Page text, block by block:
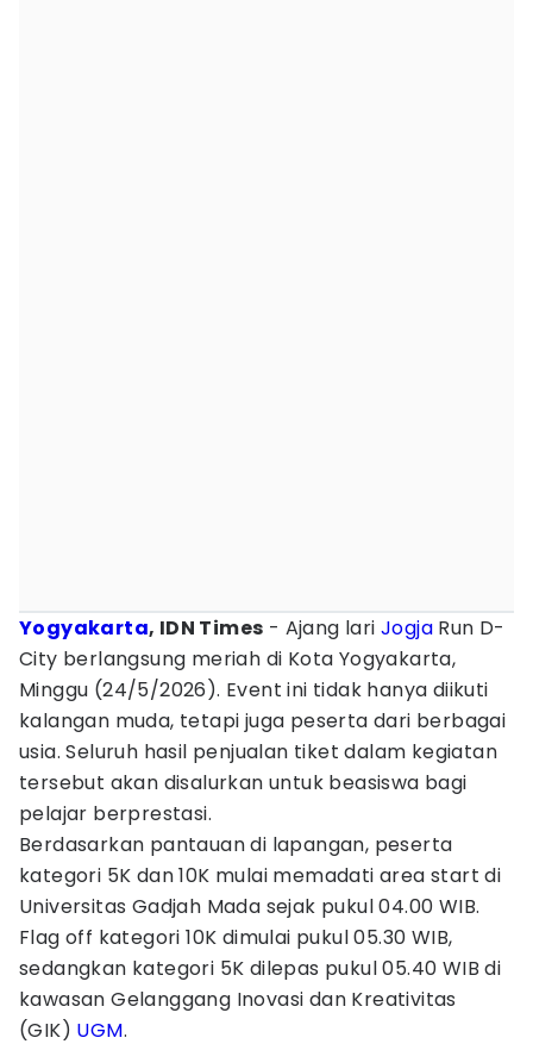
Yogyakarta, IDN Times - Ajang lariJogja Run D-
City berlangsung meriah di Kota Yogyakarta,
Minggu (24/5/2026). Event ini tidak hanya diikuti
kalangan muda, tetapi juga peserta dari berbagai
usia. Seluruh hasil penjualan tiket dalam kegiatan
tersebut akan disalurkan untuk beasiswa bagi
pelajar berprestasi.
Berdasarkan pantauan di lapangan, peserta
kategori 5K dan 10K mulai memadati area start di
Universitas Gadjah Mada sejak pukul 04.00 WIB.
Flag off kategori 10K dimulai pukul 05.30 WIB,
sedangkan kategori 5K dilepas pukul 05.40 WIB di
kawasan Gelanggang Inovasi dan Kreativitas
(GIK) UGM.